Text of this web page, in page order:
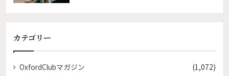
カテゴリー
OxfordClubマガジン (1,072)